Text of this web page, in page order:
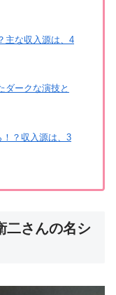
主な収入源は、4
ダークな演技と
！？収入源は、3
二さんの名シ